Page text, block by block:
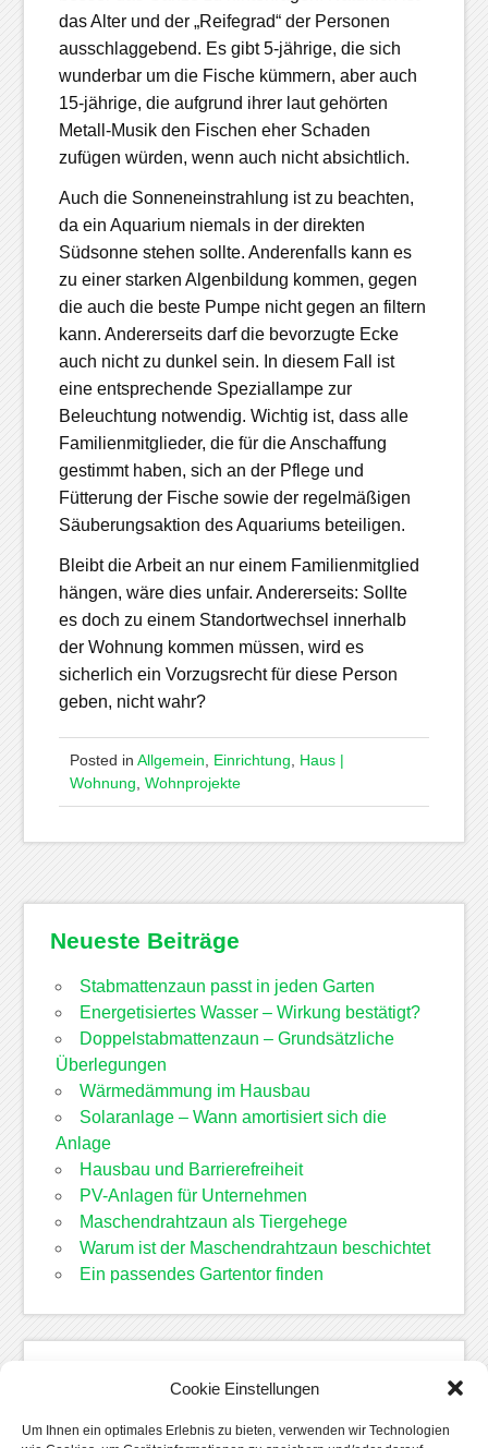
Cookie Einstellungen
Um Ihnen ein optimales Erlebnis zu bieten, verwenden wir Technologien
das Alter und der „Reifegrad“ der Personen
ausschlaggebend. Es gibt 5-jährige, die sich
wunderbar um die Fische kümmern, aber auch
15-jährige, die aufgrund ihrer laut gehörten
Metall-Musik den Fischen eher Schaden
zufügen würden, wenn auch nicht absichtlich.
Auch die Sonneneinstrahlung ist zu beachten,
da ein Aquarium niemals in der direkten
Südsonne stehen sollte. Anderenfalls kann es
zu einer starken Algenbildung kommen, gegen
die auch die beste Pumpe nicht gegen an filtern
kann. Andererseits darf die bevorzugte Ecke
auch nicht zu dunkel sein. In diesem Fall ist
eine entsprechende Speziallampe zur
Beleuchtung notwendig. Wichtig ist, dass alle
Familienmitglieder, die für die Anschaffung
gestimmt haben, sich an der Pflege und
Fütterung der Fische sowie der regelmäßigen
Säuberungsaktion des Aquariums beteiligen.
Bleibt die Arbeit an nur einem Familienmitglied
hängen, wäre dies unfair. Andererseits: Sollte
es doch zu einem Standortwechsel innerhalb
der Wohnung kommen müssen, wird es
sicherlich ein Vorzugsrecht für diese Person
geben, nicht wahr?
Posted in Allgemein Einrichtung
Haus |
Wohnung Wohnprojekte
Neueste Beiträge
Stabmattenzaun passt in jeden Garten
Energetisiertes Wasser – Wirkung bestätigt?
Doppelstabmattenzaun – Grundsätzliche
Überlegungen
Wärmedämmung im Hausbau
Solaranlage – Wann amortisiert sich die
Anlage
Hausbau und Barrierefreiheit
PV-Anlagen für Unternehmen
Maschendrahtzaun als Tiergehege
Warum ist der Maschendrahtzaun beschichtet
Ein passendes Gartentor finden
Allgemein